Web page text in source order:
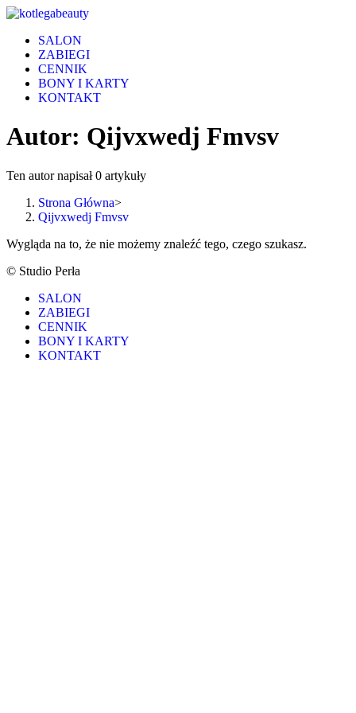
Skip
contentSALON
ZABIEGI
CENNIK
BONY I KARTY
KONTAKT
Autor: Qijvxwedj Fmvsv
Ten autor napisał 0 artykuły
Strona Główna>
Qijvxwedj Fmvsv
Wygląda na to, że nie możemy znaleźć tego, czego szukasz.
© Studio Perła
SALON
ZABIEGI
CENNIK
BONY I KARTY
KONTAKT